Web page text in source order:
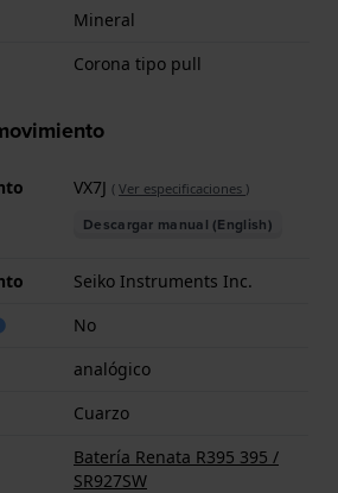
Mineral
Corona tipo pull
VX7J ( Ver especificaciones )
Descargar manual (English)
Seiko Instruments Inc.
No
analógico
Cuarzo
Batería Renata R395 395 /
SR927SW